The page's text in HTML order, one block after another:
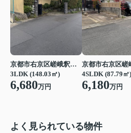
京都市右京区嵯峨釈迦堂藤ノ木町
3LDK (148.03㎡)
6,680万円
4SLDK (87.79㎡)
6,180万円
よく見られている物件